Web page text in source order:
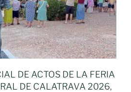
DE ACTOS DE LA FERIA
DE CALATRAVA 2026,